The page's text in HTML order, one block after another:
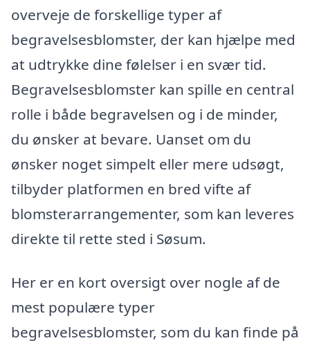
overveje de forskellige typer af
begravelsesblomster, der kan hjælpe med
at udtrykke dine følelser i en svær tid.
Begravelsesblomster kan spille en central
rolle i både begravelsen og i de minder,
du ønsker at bevare. Uanset om du
ønsker noget simpelt eller mere udsøgt,
tilbyder platformen en bred vifte af
blomsterarrangementer, som kan leveres
direkte til rette sted i Søsum.
Her er en kort oversigt over nogle af de
mest populære typer
begravelsesblomster, som du kan finde på